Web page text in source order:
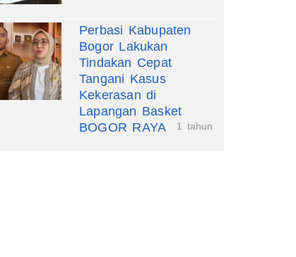
Perbasi Kabupaten
Bogor Lakukan
Tindakan Cepat
Tangani Kasus
Kekerasan di
Lapangan Basket
BOGOR RAYA
1 tahun